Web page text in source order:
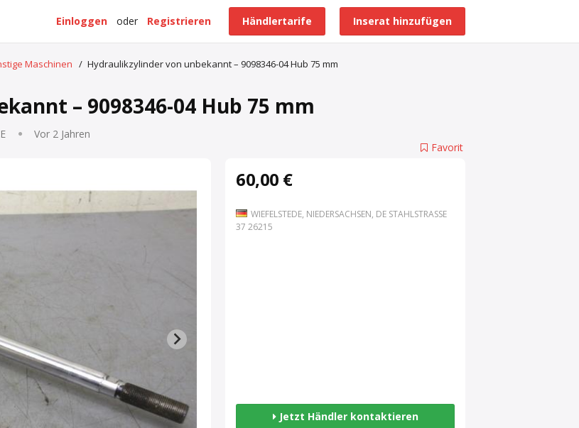
Inserat hinzufügen
Händlertarife
Registrieren
oder
Einloggen
Maschinen / Hydraulikzylinder von unbekannt – 9098346-04 Hub 75 mm
– 9098346-04 Hub 75 mm
Vor 2 Jahren
Favorit
60,00 €
WIEFELSTEDE, NIEDERSACHSEN, DE STAHLSTRASSE 3
7 26215
Jetzt Händler kontaktieren